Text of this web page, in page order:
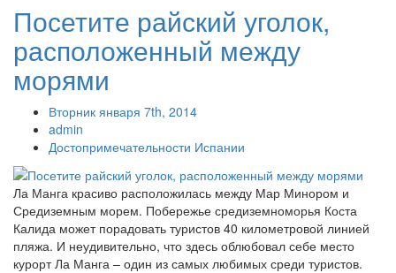
Посетите райский уголок,
расположенный между
морями
Вторник января 7th, 2014
admin
Достопримечательности Испании
Ла Манга красиво расположилась между Мар Минором и
Средиземным морем. Побережье средиземноморья Коста
Калида может порадовать туристов 40 километровой линией
пляжа. И неудивительно, что здесь облюбовал себе место
курорт Ла Манга – один из самых любимых среди туристов.